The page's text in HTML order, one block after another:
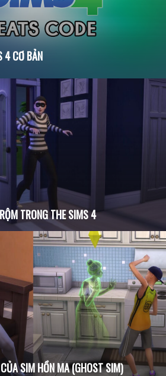
BASE GAME
TRONG THE SIMS 4
SIM HỒN MA (GHOST SIM)